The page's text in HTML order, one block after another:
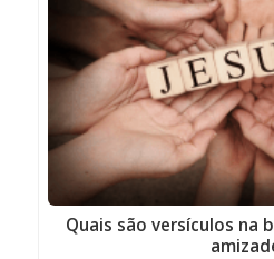
Quais são versículos na